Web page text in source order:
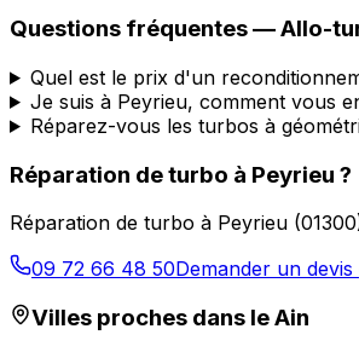
Questions fréquentes —Allo-
Quel est le prix d'un
Je suis à Peyrieu, comment vous
Réparez-vous les turbos à
Réparation de turbo à Peyrieu ?
Réparation de turbo à Peyrieu (01300
09 72 66 48 50Demander un
Villes proches dans leAin